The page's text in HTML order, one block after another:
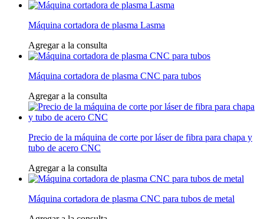
Máquina cortadora de plasma Lasma
Agregar a la consulta
Máquina cortadora de plasma CNC para tubos
Agregar a la consulta
Precio de la máquina de corte por láser de fibra para chapa y
tubo de acero CNC
Agregar a la consulta
Máquina cortadora de plasma CNC para tubos de metal